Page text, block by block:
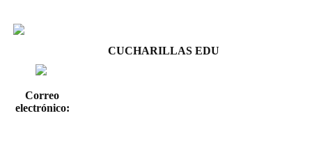
CUCHARILLAS EDU
Correo
electrónico: